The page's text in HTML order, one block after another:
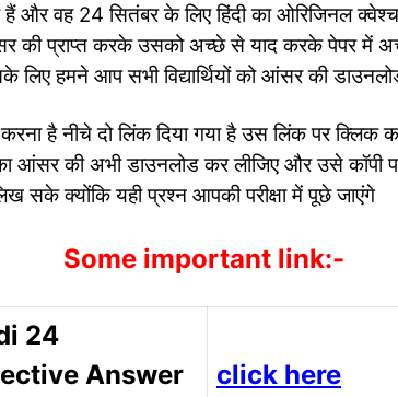
के हैं और वह 24 सितंबर के लिए हिंदी का ओरिजिनल
की प्राप्त करके उसको अच्छे से याद करके पेपर में
लिए हमने आप सभी विद्यार्थियों को आंसर की
करना है नीचे दो लिंक दिया गया है उस लिंक पर
आंसर की अभी डाउनलोड कर लीजिए और उसे कॉपी
सके क्योंकि यही प्रश्न आपकी परीक्षा में पूछे जाएंगे
Some important link:-
24
Answer
click here